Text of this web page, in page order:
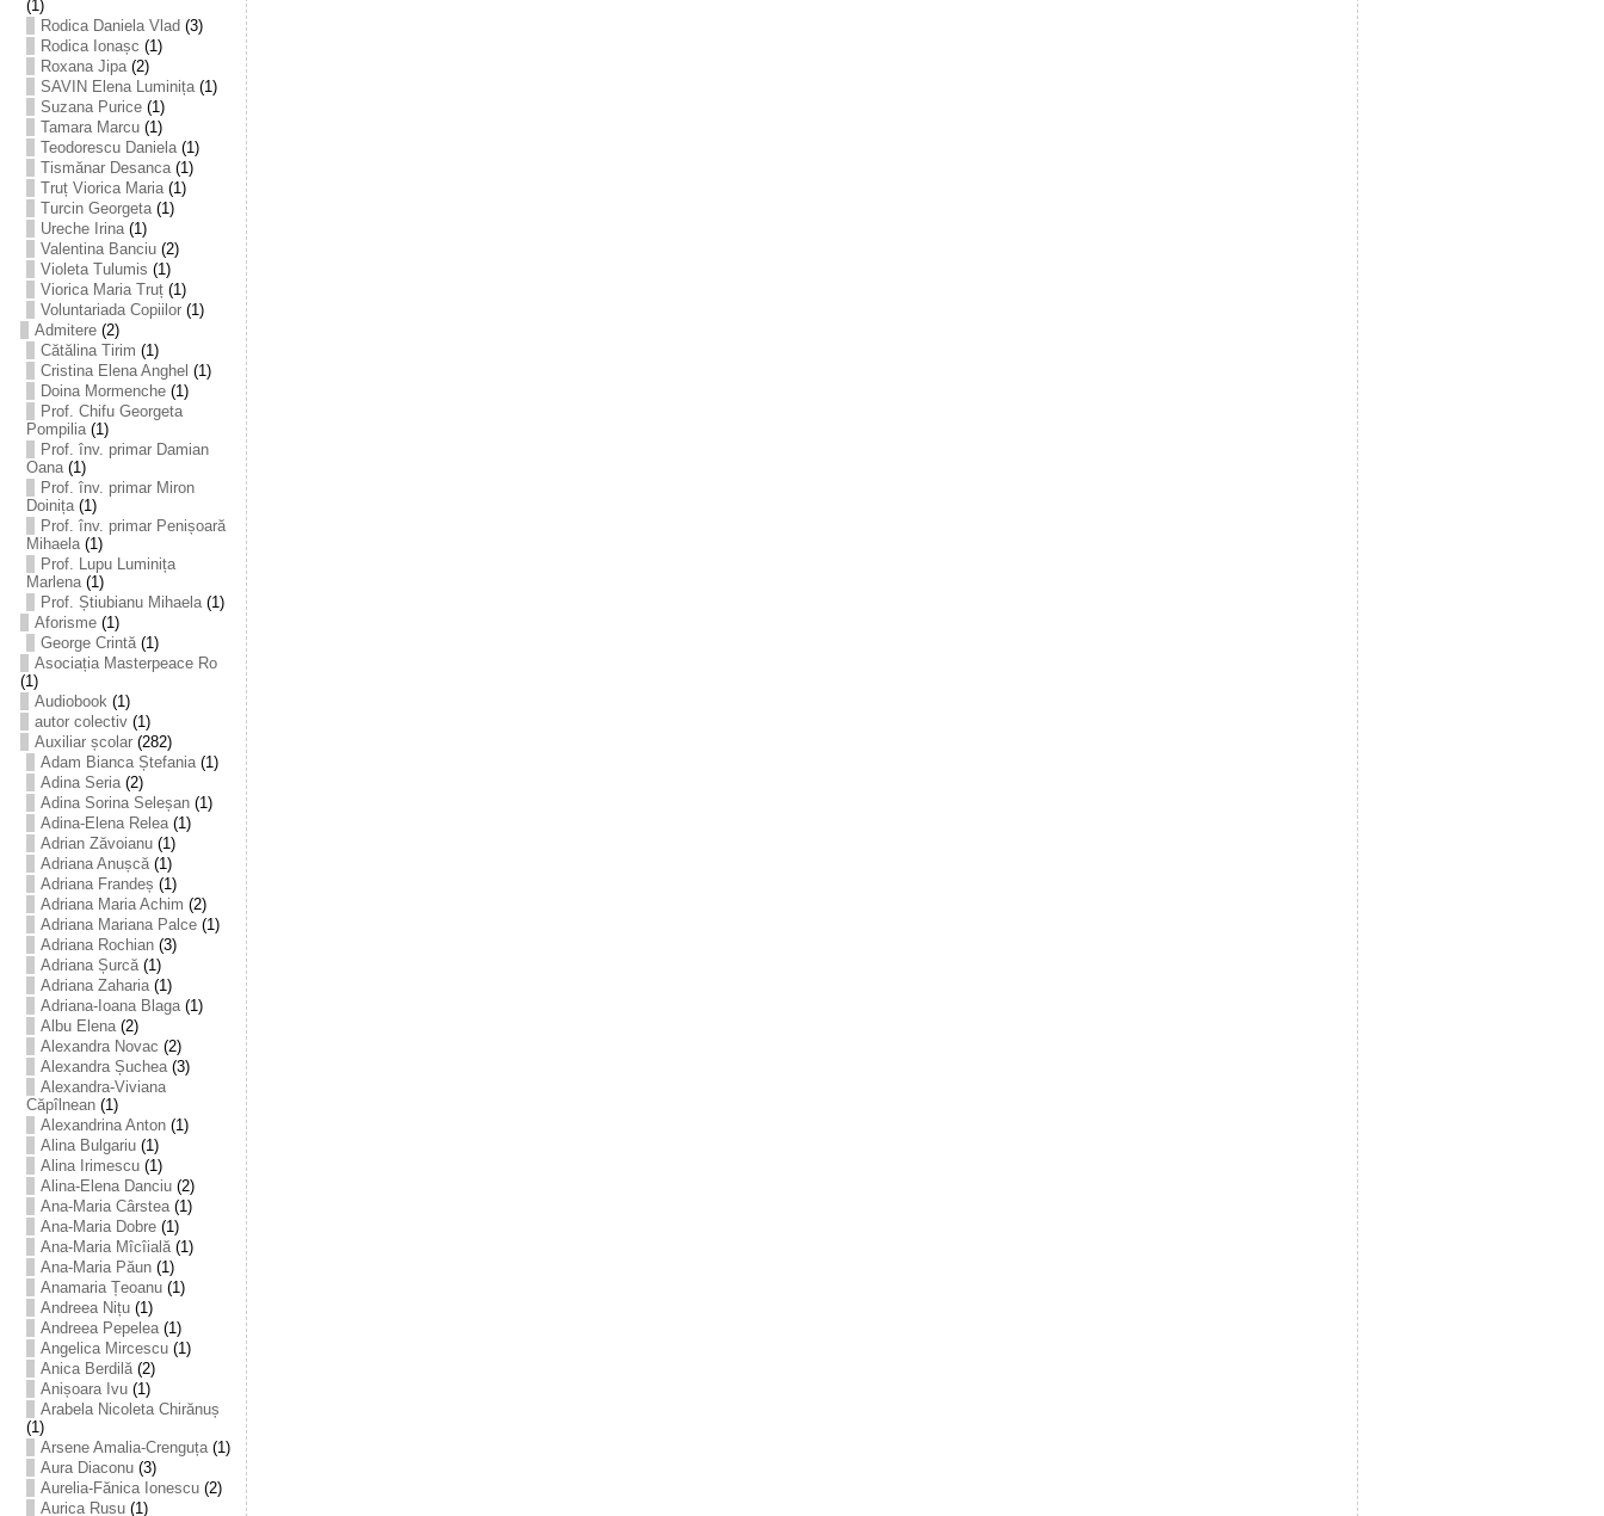
(1)
Rodica Daniela Vlad (3)
Rodica Ionașc (1)
Roxana Jipa(2)
SAVIN Elena Luminița(1)
Suzana Purice(1)
Tamara Marcu(1)
Teodorescu Daniela(1)
Tismănar Desanca(1)
Truț Viorica Maria(1)
Turcin Georgeta(1)
Ureche Irina(1)
Valentina Banciu(2)
Violeta Tulumis (1)
Viorica Maria Truț(1)
Voluntariada Copiilor(1)
Admitere(2)
Cătălina Tirim (1)
Cristina Elena Anghel (1)
Doina Mormenche(1)
Prof. Chifu Georgeta
Pompilia(1)
Prof. înv. primar Damian
Oana(1)
Prof. înv. primar Miron
Doinița(1)
Prof. înv. primar Penișoară
Mihaela(1)
Prof. Lupu Luminița
Marlena(1)
Prof. Știubianu Mihaela(1)
Aforisme(1)
George Crintă(1)
Asociația Masterpeace Ro
(1)
Audiobook(1)
autor colectiv(1)
Auxiliar școlar(282)
Adam Bianca Ștefania(1)
Adina Seria(2)
Adina Sorina Seleșan(1)
Adina-Elena Relea(1)
Adrian Zăvoianu(1)
Adriana Anușcă(1)
Adriana Frandeș (1)
Adriana Maria Achim (2)
Adriana Mariana Palce(1)
Adriana Rochian(3)
Adriana Șurcă(1)
Adriana Zaharia(1)
Adriana-Ioana Blaga(1)
Albu Elena(2)
Alexandra Novac (2)
Alexandra Șuchea(3)
Alexandra-Viviana
Căpîlnean(1)
Alexandrina Anton(1)
Alina Bulgariu(1)
Alina Irimescu(1)
Alina-Elena Danciu(2)
Ana-Maria Cârstea(1)
Ana-Maria Dobre(1)
Ana-Maria Mîcîială(1)
Ana-Maria Păun(1)
Anamaria Țeoanu(1)
Andreea Nițu(1)
Andreea Pepelea(1)
Angelica Mircescu(1)
Anica Berdilă(2)
Anișoara Ivu(1)
Arabela Nicoleta Chirănuș
(1)
Arsene Amalia-Crenguța(1)
Aura Diaconu(3)
Aurelia-Fănica Ionescu(2)
Aurica Rusu(1)